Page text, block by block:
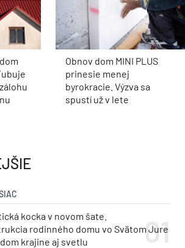
Obnov dom MINI PLUS
prinesie menej
byrokracie. Výzva sa
spustí už v lete
kocka v novom šate.
rodinného domu vo Svätom Jure
krajine aj svetlu